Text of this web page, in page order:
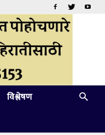
विश्लेषण